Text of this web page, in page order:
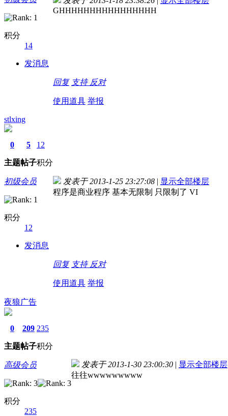
积分
14
发消息
GHHHHHHHHHHHHHHHH
回复 支持 反对
使用道具 举报
stlxing
0
主题
5
帖子
12
积分
初级会员
积分
12
发消息
发表于 2013-1-25 23:27:08 | 显示全部楼层
程序是商业程序 基本无限制 只限制了 VI
回复 支持 反对
使用道具 举报
夜狼广告
0
主题
209
帖子
235
积分
高级会员
积分
235
发表于 2013-1-30 23:00:30 | 显示全部楼层
往往wwwwwwwww